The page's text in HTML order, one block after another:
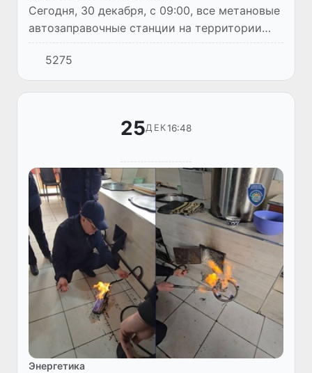
Сегодня, 30 декабря, с 09:00, все метановые
автозаправочные станции на территории
республики начнут работать в
круглосуточном режиме.
5275
25ДЕК16:48
Энергетика